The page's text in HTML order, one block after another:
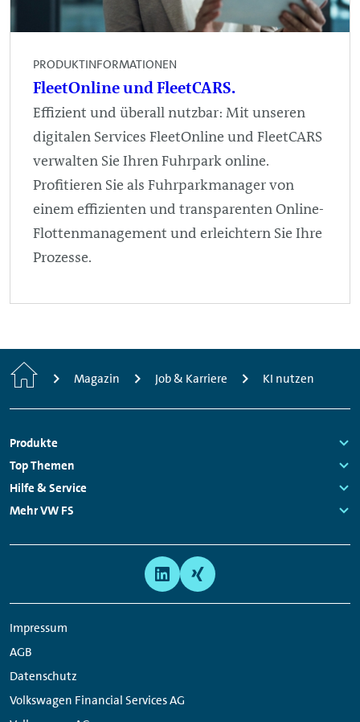
PRODUKTINFORMATIONEN
FleetOnline und FleetCARS.
Effizient und überall nutzbar: Mit unseren
digitalen Services FleetOnline und FleetCARS
verwalten Sie Ihren Fuhrpark online.
Profitieren Sie als Fuhrparkmanager von
einem effizienten und transparenten Online-
Flottenmanagement und erleichtern Sie Ihre
Prozesse.
StartseiteMagazin Job & Karriere KI nutzen
Fußzeilen
Navigation
Produkte
Links:
Top Themen
Links:
Hilfe & Service
Links:
Mehr VW FS
Impressum
AGB
Datenschutz
Volkswagen Financial Services AG